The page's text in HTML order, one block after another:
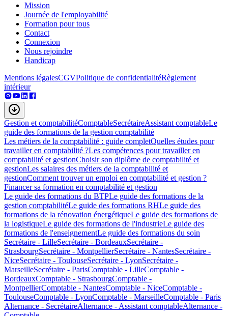
Mission
Journée de l'employabilité
Formation pour tous
Contact
Connexion
Nous rejoindre
Handicap
Mentions légalesCGVPolitique de confidentialitéRèglement
intérieur
Gestion et comptabilitéComptableSecrétaireAssistant comptableLe
guide des formations de la gestion comptabilité
Les métiers de la comptabilité : guide completQuelles études pour
travailler en comptabilité ?Les compétences pour travailler en
comptabilité et gestionChoisir son diplôme de comptabilité et
gestionLes salaires des métiers de la comptabilité et
gestionComment trouver un emploi en comptabilité et gestion ?
Financer sa formation en comptabilité et gestion
Le guide des formations du BTPLe guide des formations de la
gestion comptabilitéLe guide des formations RHLe guide des
formations de la rénovation énergétiqueLe guide des formations de
la logistiqueLe guide des formations de l'industrieLe guide des
formations de l'enseignementLe guide des formations du soin
Secrétaire - LilleSecrétaire - BordeauxSecrétaire -
StrasbourgSecrétaire - MontpellierSecrétaire - NantesSecrétaire -
NiceSecrétaire - ToulouseSecrétaire - LyonSecrétaire -
MarseilleSecrétaire - ParisComptable - LilleComptable -
BordeauxComptable - StrasbourgComptable -
MontpellierComptable - NantesComptable - NiceComptable -
ToulouseComptable - LyonComptable - MarseilleComptable - Paris
Alternance - SecrétaireAlternance - Assistant comptableAlternance -